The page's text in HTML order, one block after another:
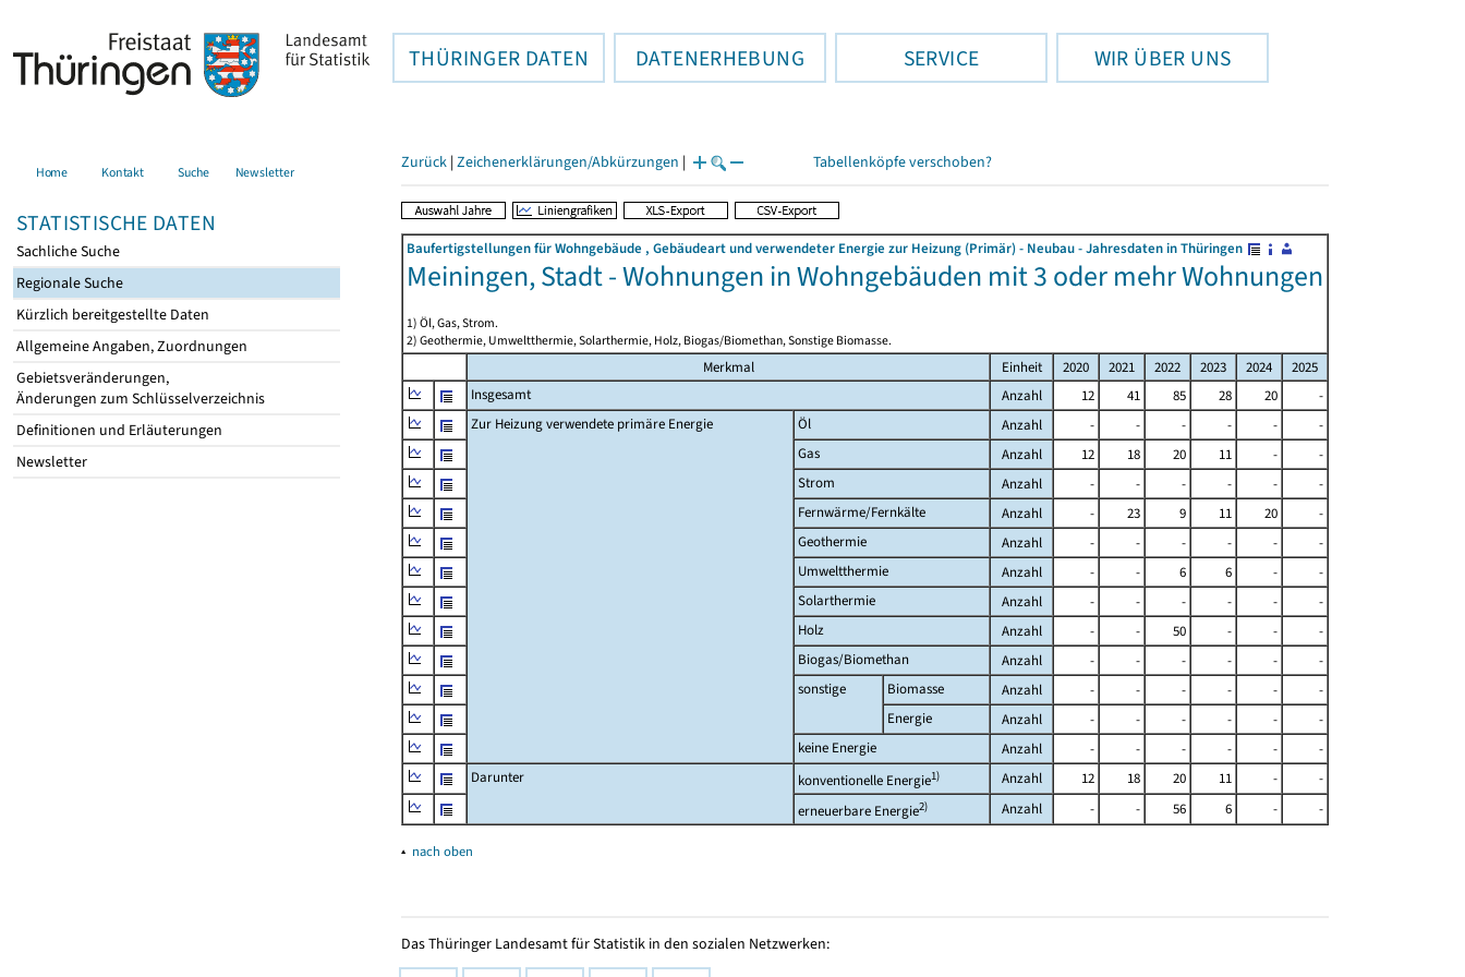
THÜRINGER DATEN DATENERHEBUNG SERVICE WIR ÜBER UNS
Home Kontakt Suche Newsletter
STATISTISCHE DATEN
Sachliche Suche
Regionale Suche
Kürzlich bereitgestellte Daten
Allgemeine Angaben, Zuordnungen
Gebietsveränderungen,
Änderungen zum Schlüsselverzeichnis
Definitionen und Erläuterungen
Newsletter
Zurück | Zeichenerklärungen/Abkürzungen | Tabellenköpfe verschoben?
Baufertigstellungen für Wohngebäude , Gebäudeart und verwendeter Energie zur Heizung (Primär) - Neubau - Jahresdaten in Thüringen
Meiningen, Stadt - Wohnungen in Wohngebäuden mit 3 oder mehr Wohnungen
1) Öl, Gas, Strom.
2) Geothermie, Umweltthermie, Solarthermie, Holz, Biogas/Biomethan, Sonstige Biomasse.
Merkmal Einheit 2020 2021 2022 2023 2024
2025
Insgesamt
Anzahl 12 41 85 28 20
-
Zur Heizung verwendete primäre Energie
Öl Anzahl - - - - -
-
Gas
Anzahl 12 18 20 11 -
-
Strom
Anzahl - - - - -
-
Fernwärme/Fernkälte
Anzahl - 23 9 11 20
-
Geothermie
Anzahl - - - - -
-
Umweltthermie
Anzahl - - 6 6 -
-
Solarthermie
Anzahl - - - - -
-
Holz
Anzahl - - 50 - -
-
Biogas/Biomethan
Anzahl - - - - -
-
sonstige
Biomasse Anzahl - - - - -
-
Energie
Anzahl - - - - -
-
keine Energie
Anzahl - - - - -
-
Darunter
konventionelle Energie1) Anzahl 12 18 20 11 -
-
erneuerbare Energie2) Anzahl - - 56 6 - -
▴ nach oben
Das Thüringer Landesamt für Statistik in den sozialen Netzwerken: